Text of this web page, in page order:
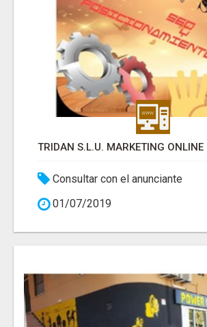
TRIDAN S.L.U. MARKETING ONLINE
Consultar con el anunciante
01/07/2019